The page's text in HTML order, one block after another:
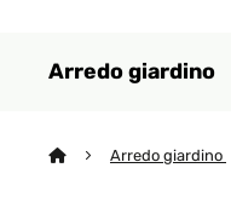
Arredo giardino
Arredo giardino